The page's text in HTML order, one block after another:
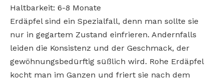
Haltbarkeit: 6-8 Monate
Erdäpfel sind ein Spezialfall, denn man sollte sie
nur in gegartem Zustand einfrieren. Andernfalls
leiden die Konsistenz und der Geschmack, der
gewöhnungsbedürftig süßlich wird. Rohe Erdäpfel
kocht man im Ganzen und friert sie nach dem